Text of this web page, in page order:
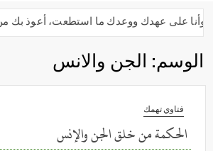
وأنا على عهدك ووعدك ما استطعت، أعوذ بك
الوسم: الجن والانس
فتاوي تهمك
الحكمة من خلق الجن والإنس